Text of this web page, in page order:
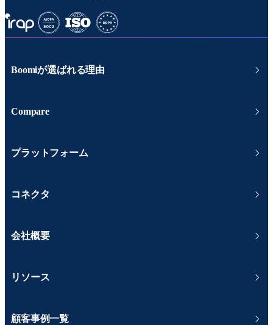
Boomiが選ばれる理由
Compare
プラットフォーム
コネクタ
会社概要
リソース
顧客事例一覧